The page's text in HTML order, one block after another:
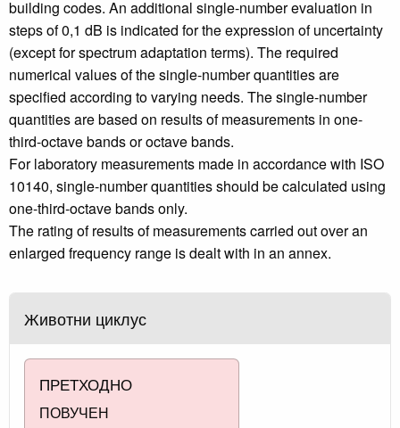
building codes. An additional single-number evaluation in
steps of 0,1 dB is indicated for the expression of uncertainty
(except for spectrum adaptation terms). The required
numerical values of the single-number quantities are
specified according to varying needs. The single-number
quantities are based on results of measurements in one-
third-octave bands or octave bands.
For laboratory measurements made in accordance with ISO
10140, single-number quantities should be calculated using
one-third-octave bands only.
The rating of results of measurements carried out over an
enlarged frequency range is dealt with in an annex.
Животни циклус
ПРЕТХОДНО
ПОВУЧЕН